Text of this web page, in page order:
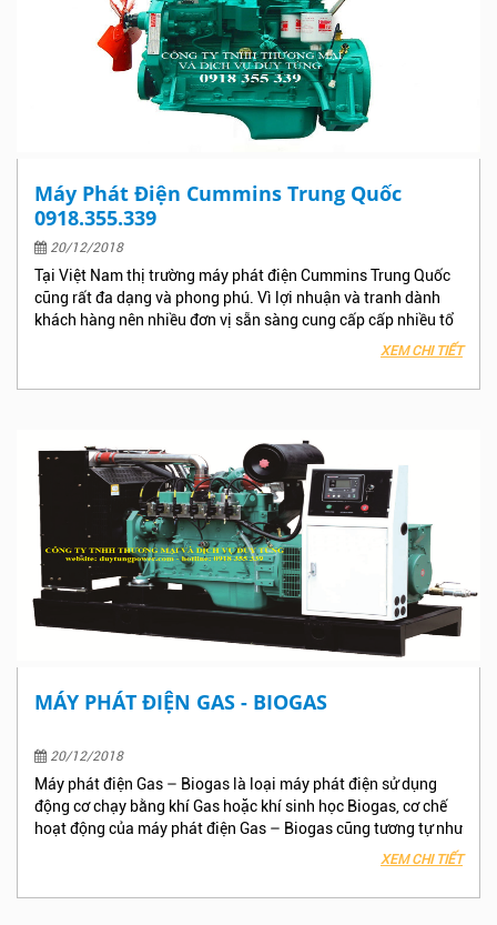
chung bao gồm động cơ và đầu phát.
Máy Phát Điện Cummins Trung Quốc
0918.355.339
20/12/2018
Tại Việt Nam thị trường máy phát điện Cummins Trung Quốc
cũng rất đa dạng và phong phú. Vì lợi nhuận và tranh dành
khách hàng nên nhiều đơn vị sẵn sàng cung cấp cấp nhiều tổ
máy phát điện Cummins Trung Quốc kém chất lượng, máy giả
XEM CHI TIẾT
MÁY PHÁT ĐIỆN GAS - BIOGAS
20/12/2018
Máy phát điện Gas – Biogas là loại máy phát điện sử dụng
động cơ chạy bằng khí Gas hoặc khí sinh học Biogas, cơ chế
hoạt động của máy phát điện Gas – Biogas cũng tương tự như
các loại máy phát điện sử dụng nguồn nguyên liệu xăng, dầu
nuôi đang rất phát triển với các quy mô lớn như Tập đoàn,
XEM CHI TIẾT